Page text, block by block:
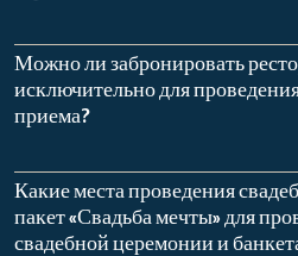
Можно ли забронировать
исключительно для
приема?
Какие места проведения
пакет «Свадьба мечты» для
свадебной церемонии и